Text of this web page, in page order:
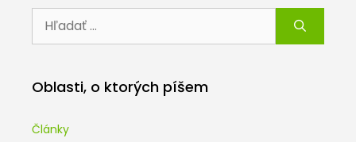
Oblasti, o ktorých píšem
Články